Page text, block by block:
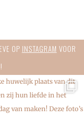
OP INSTAGRAM VOOR